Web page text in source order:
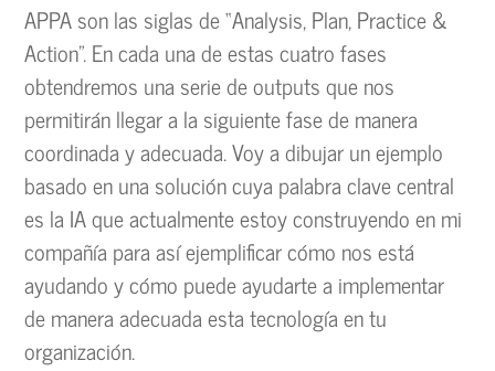
APPA son las siglas de “Analysis, Plan, Practice &
Action”. En cada una de estas cuatro fases
obtendremos una serie de outputs que nos
permitirán llegar a la siguiente fase de manera
coordinada y adecuada. Voy a dibujar un ejemplo
basado en una solución cuya palabra clave central
es la IA que actualmente estoy construyendo en mi
compañía para así ejemplificar cómo nos está
ayudando y cómo puede ayudarte a implementar
de manera adecuada esta tecnología en tu
organización.